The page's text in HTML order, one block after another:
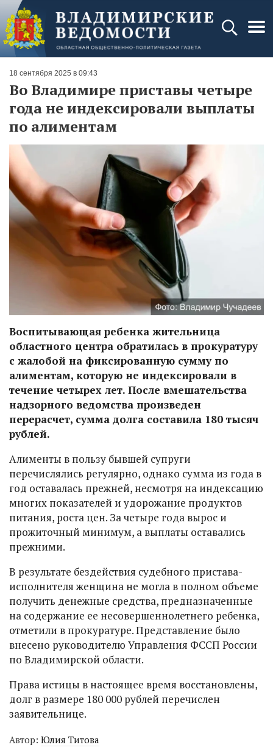
18 сентября 2025 в 09:43
Во Владимире приставы четыре
года не индексировали выплаты
по алиментам
Воспитывающая ребенка жительница
областного центра обратилась в прокуратуру
с жалобой на фиксированную сумму по
алиментам, которую не индексировали в
течение четырех лет. После вмешательства
надзорного ведомства произведен
перерасчет, сумма долга составила 180 тысяч
рублей.
Алименты в пользу бывшей супруги
перечислялись регулярно, однако сумма из года в
год оставалась прежней, несмотря на индексацию
многих показателей и удорожание продуктов
питания, роста цен. За четыре года вырос и
прожиточный минимум, а выплаты оставались
прежними.
В результате бездействия судебного пристава-
исполнителя женщина не могла в полном объеме
получить денежные средства, предназначенные
на содержание ее несовершеннолетнего ребенка,
отметили в прокуратуре. Представление было
внесено руководителю Управления ФССП России
по Владимирской области.
Права истицы в настоящее время восстановлены,
долг в размере 180 000 рублей перечислен
заявительнице.
Автор: Юлия Титова